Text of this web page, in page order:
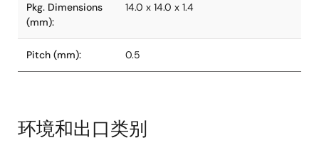
Pkg. Dimensions
(mm):
14.0 x 14.0 x 1.4
Pitch (mm): 0.5
环境和出口类别